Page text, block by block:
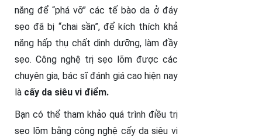
năng để “phá vỡ” các tế bào da ở đáy
sẹo đã bị “chai sần”, để kích thích khả
năng hấp thụ chất dinh dưỡng, làm đầy
sẹo. Công nghệ trị sẹo lõm được các
chuyên gia, bác sĩ đánh giá cao hiện nay
là cấy da siêu vi điểm.
Bạn có thể tham khảo quá trình điều trị
sẹo lõm bằng công nghệ cấy da siêu vi